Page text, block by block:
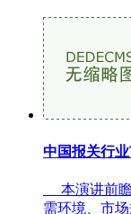
中国报关行
本演讲前瞻
需环境、市